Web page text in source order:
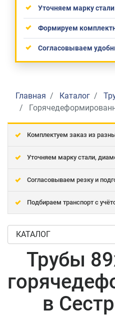
Уточняем марку
Формируем
Согласовываем
Главная Каталог
Комплектуем заказ из
Уточняем марку стали,
Согласовываем резку и
Подбираем транспорт с
КАТАЛОГ
Трубы
в